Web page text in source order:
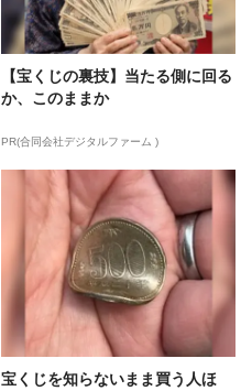
【宝くじの裏技】当たる側に回る
か、このままか
PR(合同会社デジタルファーム )
宝くじを知らないまま買う人ほ